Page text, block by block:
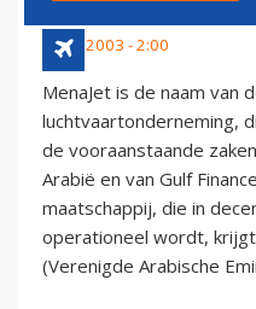
9 mei 2003 - 2:00
MenaJet is de naam van
luchtvaartonderneming,
de vooraanstaande
Arabië en van Gulf
maatschappij, die in
operationeel wordt,
(Verenigde Arabische